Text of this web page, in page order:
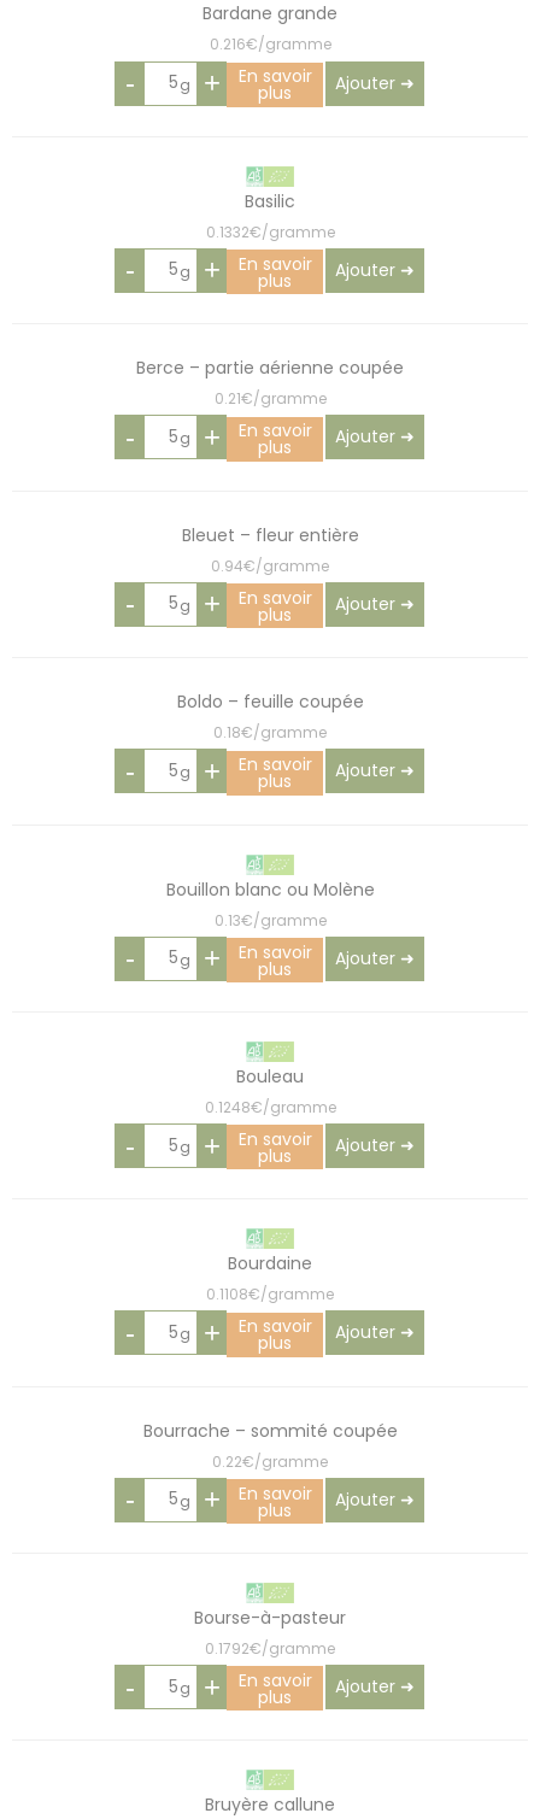
Bardane grande
0.216€/gramme
- + En savoir
plus Ajouter ➜
Basilic
0.1332€/gramme
- + En savoir
plus Ajouter ➜
Berce – partie aérienne coupée
0.21€/gramme
- + En savoir
plus Ajouter ➜
Bleuet – fleur entière
0.94€/gramme
- + En savoir
plus Ajouter ➜
Boldo – feuille coupée
0.18€/gramme
- + En savoir
plus Ajouter ➜
Bouillon blanc ou Molène
0.13€/gramme
- + En savoir
plus Ajouter ➜
Bouleau
0.1248€/gramme
- + En savoir
plus Ajouter ➜
Bourdaine
0.1108€/gramme
- + En savoir
plus Ajouter ➜
Bourrache – sommité coupée
0.22€/gramme
- + En savoir
plus Ajouter ➜
Bourse-à-pasteur
0.1792€/gramme
- + En savoir
plus Ajouter ➜
Bruyère callune